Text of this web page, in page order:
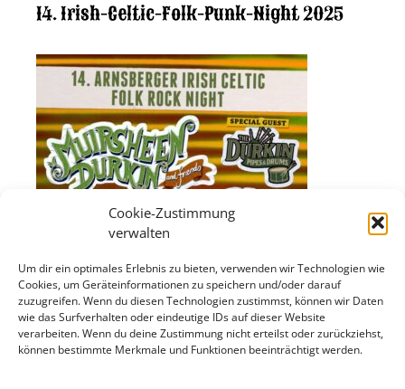
Cookie-Zustimmung
verwalten
Um dir ein optimales Erlebnis zu bieten, verwenden wir Technologien wie
Cookies, um Geräteinformationen zu speichern und/oder darauf
zuzugreifen. Wenn du diesen Technologien zustimmst, können wir Daten
wie das Surfverhalten oder eindeutige IDs auf dieser Website
verarbeiten. Wenn du deine Zustimmung nicht erteilst oder zurückziehst,
können bestimmte Merkmale und Funktionen beeinträchtigt werden.
14. Irish-Celtic-Folk-Punk-Night 2025